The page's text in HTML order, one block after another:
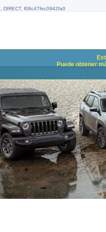
DIRECT, f08c47fec0942fa0
Puede obtener